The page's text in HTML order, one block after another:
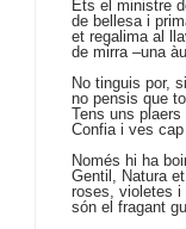
Ets el ministre
de bellesa i
et regalima al
de mirra –una
No tinguis por,
no pensis que
Tens uns
Confia i ves
Només hi ha
Gentil, Natura
roses, violetes i
són el fragant